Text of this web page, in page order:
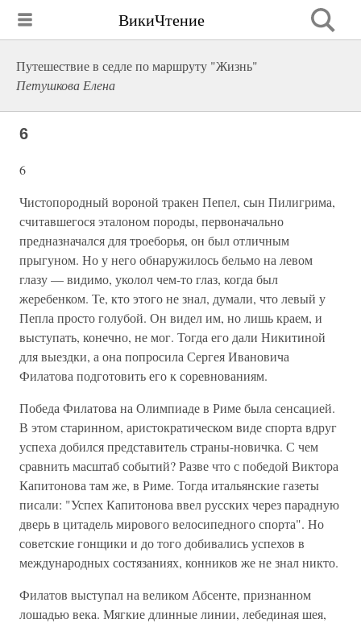
ВикиЧтение
Путешествие в седле по маршруту "Жизнь"
Петушкова Елена
6
6
Чистопородный вороной тракен Пепел, сын Пилигрима,
считавшегося эталоном породы, первоначально
предназначался для троеборья, он был отличным
прыгуном. Но у него обнаружилось бельмо на левом
глазу — видимо, уколол чем-то глаз, когда был
жеребенком. Те, кто этого не знал, думали, что левый у
Пепла просто голубой. Он видел им, но лишь краем, и
выступать, конечно, не мог. Тогда его дали Никитиной
для выездки, а она попросила Сергея Ивановича
Филатова подготовить его к соревнованиям.
Победа Филатова на Олимпиаде в Риме была сенсацией.
В этом старинном, аристократическом виде спорта вдруг
успеха добился представитель страны-новичка. С чем
сравнить масштаб событий? Разве что с победой Виктора
Капитонова там же, в Риме. Тогда итальянские газеты
писали: "Успех Капитонова ввел русских через парадную
дверь в цитадель мирового велосипедного спорта". Но
советские гонщики и до того добивались успехов в
международных состязаниях, конников же не знал никто.
Филатов выступал на великом Абсенте, признанном
лошадью века. Мягкие длинные линии, лебединая шея,